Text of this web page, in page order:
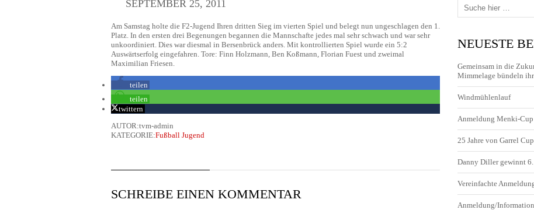
SEPTEMBER 25, 2011
Am Samstag holte die F2-Jugend Ihren dritten Sieg im vierten Spiel und belegt nun ungeschlagen den 1.
Platz. In den ersten drei Begenungen begannen die Mannschafte jedes mal sehr schwach und war sehr
unkoordiniert. Dies war diesmal in Bersenbrück anders. Mit kontrollierten Spiel wurde ein 5:2
Auswärtserfolg eingefahren. Tore: Finn Holzmann, Ben Koßmann, Florian Fuest und zweimal
Maximilian Friesen.
teilen
teilen
twittern
AUTOR:tvm-admin
KATEGORIE:Fußball Jugend
SCHREIBE EINEN KOMMENTAR
NEUESTE
Gemeinsam in die
Mimmelage bündeln
Windmühlenlauf
Anmeldung Menki-Cup
25 Jahre von Garrel
Danny Diller gewinnt
Vereinfachte
Anmeldung/